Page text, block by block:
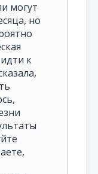
могут
но
к